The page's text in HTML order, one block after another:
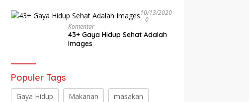
10/13/2020
0
Komentar
43+ Gaya Hidup Sehat Adalah
Images
Populer Tags
Gaya Hidup Makanan masakan